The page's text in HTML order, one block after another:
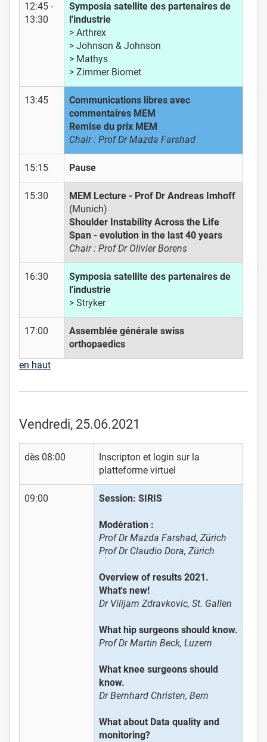
12:45 -
13:30
Symposia satellite des partenaires de
l'industrie
> Arthrex
> Johnson & Johnson
> Mathys
> Zimmer Biomet
13:45
Communications libres avec
commentaires MEM
Remise du prix MEM
Chair : Prof Dr Mazda Farshad
15:15 Pause
15:30
MEM Lecture - Prof Dr Andreas Imhoff
(Munich)
Shoulder Instability Across the Life
Span - evolution in the last 40 years
Chair : Prof Dr Olivier Borens
16:30
Symposia satellite des partenaires de
l'industrie
> Stryker
17:00
Assemblée générale swiss
orthopaedics
en haut
Vendredi, 25.06.2021
dès 08:00
Inscripton et login sur la
platteforme virtuel
09:00 Session: SIRIS
Modération :
Prof Dr Mazda Farshad, Zürich
Prof Dr Claudio Dora, Zürich
Overview of results 2021.
What's new!
Dr Vilijam Zdravkovic, St. Gallen
What hip surgeons should know.
Prof Dr Martin Beck, Luzern
What knee surgeons should
know.
Dr Bernhard Christen, Bern
What about Data quality and
monitoring?